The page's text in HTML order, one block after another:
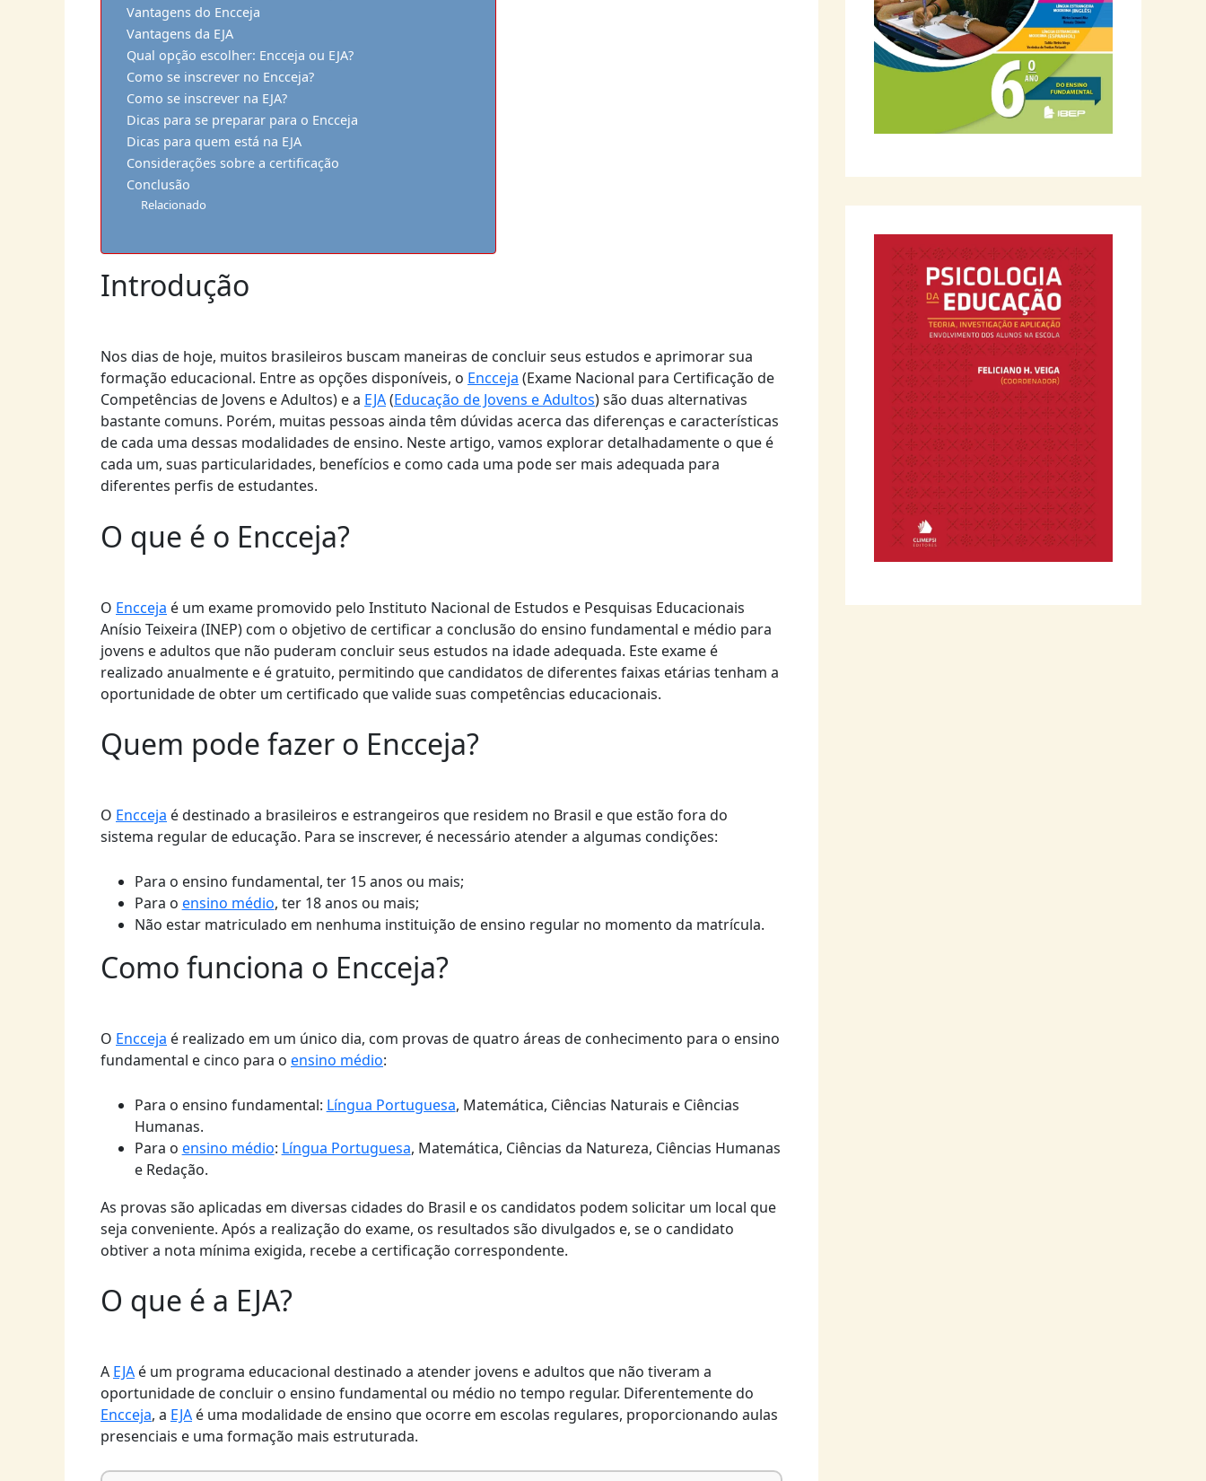
Vantagens do Encceja
Vantagens da EJA
Qual opção escolher: Encceja ou EJA?
Como se inscrever no Encceja?
Como se inscrever na EJA?
Dicas para se preparar para o Encceja
Dicas para quem está na EJA
Considerações sobre a certificação
Conclusão
Relacionado
Introdução
Nos dias de hoje, muitos brasileiros buscam maneiras de concluir seus estudos e aprimorar sua
formação educacional. Entre as opções disponíveis, o Encceja (Exame Nacional para Certificação de
Competências de Jovens e Adultos) e a EJA(Educação de Jovens e Adultos) são duas alternativas
bastante comuns. Porém, muitas pessoas ainda têm dúvidas acerca das diferenças e características
de cada uma dessas modalidades de ensino. Neste artigo, vamos explorar detalhadamente o que é
cada um, suas particularidades, benefícios e como cada uma pode ser mais adequada para
diferentes perfis de estudantes.
O que é o Encceja?
O Encceja é um exame promovido pelo Instituto Nacional de Estudos e Pesquisas Educacionais
Anísio Teixeira (INEP) com o objetivo de certificar a conclusão do ensino fundamental e médio para
jovens e adultos que não puderam concluir seus estudos na idade adequada. Este exame é
realizado anualmente e é gratuito, permitindo que candidatos de diferentes faixas etárias tenham a
oportunidade de obter um certificado que valide suas competências educacionais.
Quem pode fazer o Encceja?
O Encceja é destinado a brasileiros e estrangeiros que residem no Brasil e que estão fora do
sistema regular de educação. Para se inscrever, é necessário atender a algumas condições:
Para o ensino fundamental, ter 15 anos ou mais;
Para o ensino médio, ter 18 anos ou mais;
Não estar matriculado em nenhuma instituição de ensino regular no momento da matrícula.
Como funciona o Encceja?
O Encceja é realizado em um único dia, com provas de quatro áreas de conhecimento para o ensino
fundamental e cinco para o ensino médio:
Para o ensino fundamental: Língua Portuguesa, Matemática, Ciências Naturais e Ciências
Humanas.
Para o ensino médio: Língua Portuguesa, Matemática, Ciências da Natureza, Ciências Humanas
e Redação.
As provas são aplicadas em diversas cidades do Brasil e os candidatos podem solicitar um local que
seja conveniente. Após a realização do exame, os resultados são divulgados e, se o candidato
obtiver a nota mínima exigida, recebe a certificação correspondente.
O que é a EJA?
A EJA é um programa educacional destinado a atender jovens e adultos que não tiveram a
oportunidade de concluir o ensino fundamental ou médio no tempo regular. Diferentemente do
Encceja, a EJA é uma modalidade de ensino que ocorre em escolas regulares, proporcionando aulas
presenciais e uma formação mais estruturada.